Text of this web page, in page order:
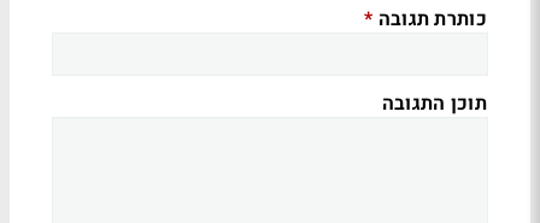
כותרת תגובה *
תוכן התגובה